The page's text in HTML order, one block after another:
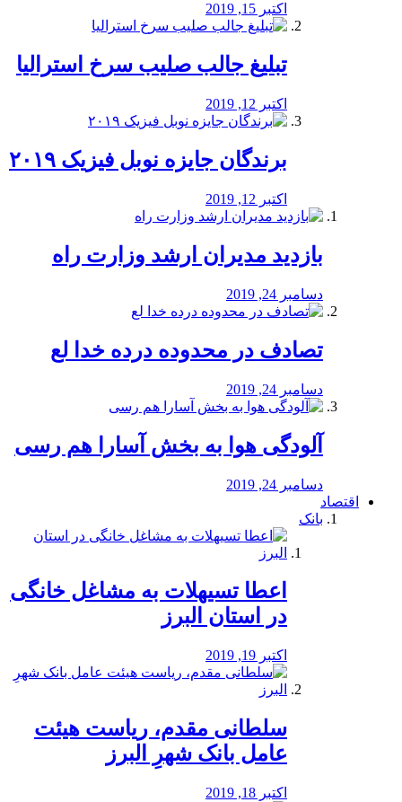
اکتبر 15, 2019
تبلیغ جالب صلیب سرخ استرالیا
اکتبر 12, 2019
برندگان جایزه نوبل فیزیک ۲۰۱۹
اکتبر 12, 2019
بازدید مدیران ارشد وزارت راه
دسامبر 24, 2019
تصادف در محدوده درده خدا لع
دسامبر 24, 2019
آلودگی هوا به بخش آسارا هم رسی
دسامبر 24, 2019
اقتصاد
بانک
️اعطا تسیهلات به مشاغل خانگی
در استان البرز
اکتبر 19, 2019
سلطانی مقدم، ریاست هیئت
عامل بانک شهرِ البرز
اکتبر 18, 2019